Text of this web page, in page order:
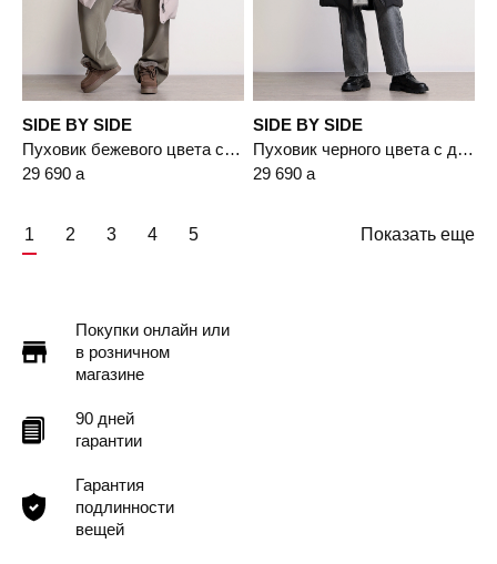
SIDE BY SIDE
Пуховик бежевого цвета с двойным капюшоном
29 690 a
SIDE BY SIDE
Пуховик черного цвета с двойным капюшоном
29 690 a
1 2 3 4 5 Показать еще
Покупки онлайн или
в розничном
магазине
90 дней
гарантии
Гарантия
подлинности
вещей